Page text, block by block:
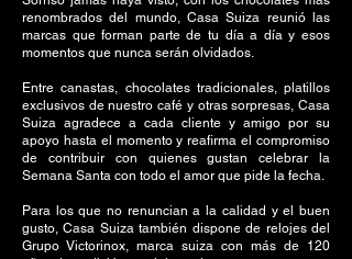
renombrados del mundo, Casa Suiza reunió las
marcas que forman parte de tu día a día y esos
momentos que nunca serán olvidados.
Entre canastas, chocolates tradicionales, platillos
exclusivos de nuestro café y otras sorpresas, Casa
Suiza agradece a cada cliente y amigo por su
apoyo hasta el momento y reafirma el compromiso
de contribuir con quienes gustan celebrar la
Semana Santa con todo el amor que pide la fecha.
Para los que no renuncian a la calidad y el buen
gusto, Casa Suiza también dispone de relojes del
Grupo Victorinox, marca suiza con más de 120